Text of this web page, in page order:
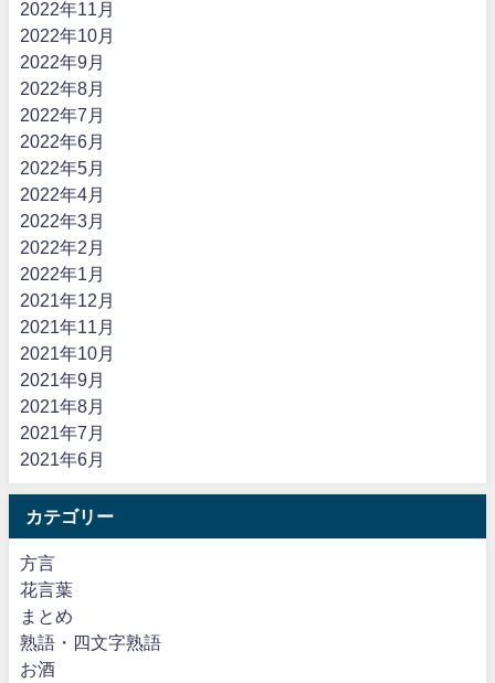
2022年11月
2022年10月
2022年9月
2022年8月
2022年7月
2022年6月
2022年5月
2022年4月
2022年3月
2022年2月
2022年1月
2021年12月
2021年11月
2021年10月
2021年9月
2021年8月
2021年7月
2021年6月
カテゴリー
方言
花言葉
まとめ
熟語・四文字熟語
お酒